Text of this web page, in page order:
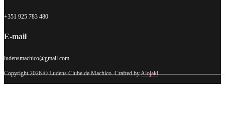
+351 925 783 480
E-mail
ludensmachico@gmail.com
Copyright 2026 © Ludens Clube de Machico. Crafted byAlojaki